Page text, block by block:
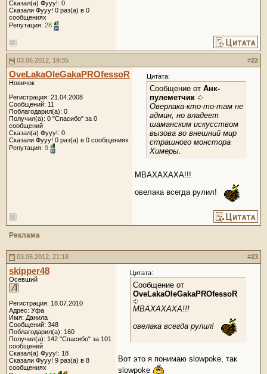
Сказал(а) Фууу!: 0
Сказали Фууу! 0 раз(а) в 0
сообщениях
Репутация: 28
03.06.2012, 19:35 #22
OveLakaOleGakaPROfessoR
Новичок
Регистрация: 21.04.2008
Сообщений: 11
Поблагодарил(а): 0
Получил(а): 0 "Спасибо" за 0
сообщений
Сказал(а) Фууу!: 0
Сказали Фууу! 0 раз(а) в 0 сообщениях
Репутация: 9
Цитата:
Сообщение от Анк-
пулеметчик
Оверлака-кто-то-там не
админ, но владеет
шаманским искусством
вызова во внешний мир
страшного монстора
Химеры.
МВАХАХАХА!!!
овелака всегда рулил!
Реклама
03.06.2012, 21:18 #23
skipper48
Осевший
Регистрация: 18.07.2010
Адрес: Уфа
Имя: Данила
Сообщений: 348
Поблагодарил(а): 160
Получил(а): 142 "Спасибо" за 101
сообщений
Сказал(а) Фууу!: 18
Сказали Фууу! 9 раз(а) в 8
сообщениях
Цитата:
Сообщение от
OveLakaOleGakaPROfessoR
МВАХАХАХА!!!
овелака всегда рулил!
Вот это я понимаю slowpoke, так
slowpoke